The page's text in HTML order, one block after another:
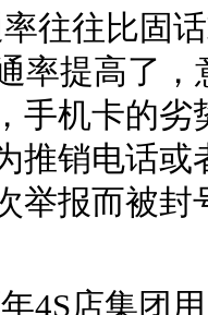
往往比固
率提高了
手机卡的
推销电话
举报而被